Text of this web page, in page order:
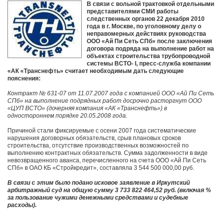
В связи с вольной трактовкой отдельными
представителями СМИ работы
следственных органов 22 декабря 2010
года в г. Москве, по уголовному делу о
неправомерных действиях руководства
ООО «Ай Пи Сеть СПб» после заключения
договора подряда на выполнение работ на
объектах строительства трубопроводной
системы ВСТО- I, пресс-служба компании
«АК «Транснефть» считает необходимым дать следующие
пояснения:
Контракт № 631-07 от 11.07.2007 года с компанией ООО «Ай Пи Сеть
СПб» на выполнение подрядных работ досрочно расторгнут ООО
«ЦУП ВСТО» (дочерняя компания «АК «Транснефть») в
одностороннем порядке 20.05.2008 года.
Причиной стали фиксируемые с осени 2007 года систематические
нарушения договорных обязательств, срыв плановых сроков
строительства, отсутствие производственных возможностей по
выполнению контрактных обязательств. Сумма задолженности в виде
невозвращенного аванса, перечисленного на счета ООО «Ай Пи Сеть
СПб» в ОАО КБ «Стройкредит», составляла 3 544 500 000,00 руб.
В связи с этим было подано исковое заявление в Иркутский
арбитражный суд на общую сумму 3 733 822 464,52 руб. (включая %
за пользование чужими денежными средствами и судебные
расходы).